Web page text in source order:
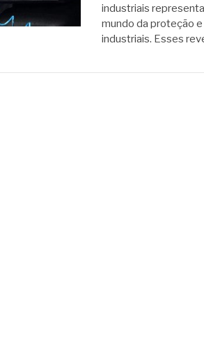
industriais
mundo da proteção
industriais. Esses